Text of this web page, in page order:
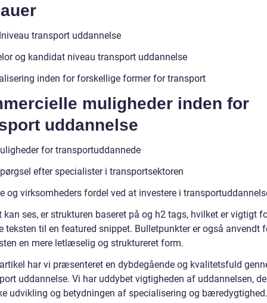
transport uddannelse
og kandidat niveau transport uddannelse
inden for forskellige former for transport
muligheder inden for
uddannelse
for transportuddannede
efter specialister i transportsektoren
og virksomheders fordel ved at investere i
kan ses, er strukturen baseret på og h2 tags, hvilket er vigtigt
teksten til en featured snippet. Bulletpunkter er også anvendt
en mere letlæselig og struktureret form.
har vi præsenteret en dybdegående og kvalitetsfuld
uddannelse. Vi har uddybet vigtigheden af uddannelsen,
udvikling og betydningen af specialisering og